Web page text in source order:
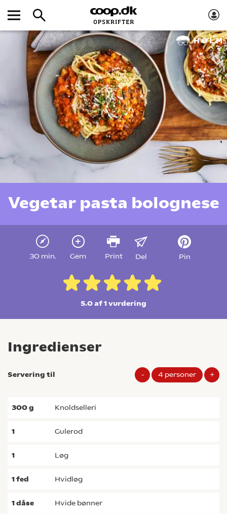
Vegetar pasta bolognese
30 min. Gem Print Del Pin
5.0 af 1vurdering
Ingredienser
Servering til - 4 personer +
300g knoldselleri
1 gulerod
1 løg
1fed hvidløg
1dåse hvide bønner